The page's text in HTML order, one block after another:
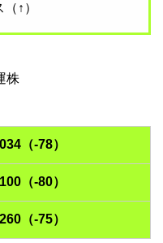
↑）
株
（-78）
（-80）
（-75）